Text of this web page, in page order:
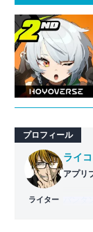
プロフィール
ライター
ライ
アプリ
バン